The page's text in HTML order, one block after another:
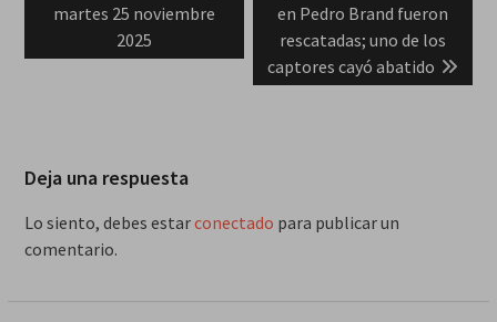
entradas
post:
martes 25 noviembre
2025
post:
en Pedro Brand fueron
rescatadas; uno de los
captores cayó abatido
Deja una respuesta
Lo siento, debes estarconectado para publicar un
comentario.